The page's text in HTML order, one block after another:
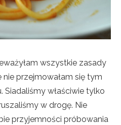
wszystkie zasady
przejmowałam się tym
Siadaliśmy właściwie tylko
w drogę. Nie
przyjemności próbowania